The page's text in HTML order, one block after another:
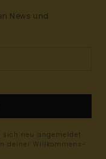
News und
neu angemeldet
deiner Willkommens-